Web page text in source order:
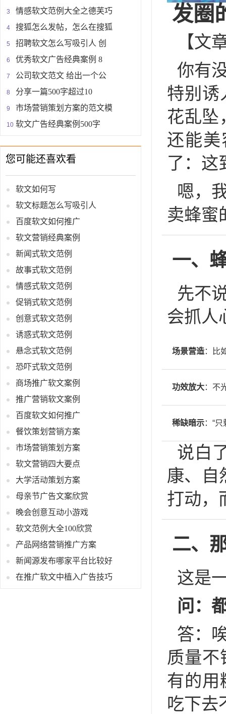
情感软文范例大全之德芙巧
搜狐怎么发帖，怎么在搜狐
招聘软文怎么写吸引人 创
优秀软文广告经典案例 8
公司软文范文 给出一个公
分享一篇500字超过10
市场营销策划方案的范文模
软文广告经典案例500字
您可能还喜欢看
软文如何写
软文标题怎么写吸引人
百度软文如何推广
软文营销经典案例
新闻式软文范例
故事式软文范例
情感式软文范例
促销式软文范例
创意式软文范例
诱惑式软文范例
悬念式软文范例
恐吓式软文范例
商场推广软文案例
推广营销软文案例
百度软文如何推广
餐饮策划营销方案
市场营销策划方案
软文营销四大要点
大学活动策划方案
母亲节广告文案欣赏
晚会创意互动小游戏
软文范例大全100欣赏
产品网络营销推广方案
新闻源发布哪家平台比较好
在推广软文中植入广告技巧
发圈
【文
你有
特别诱
花乱坠
还能
了：这
嗯，
卖蜂蜜
一、
先不
会抓人
场景营造：比
功效放大：不
稀缺暗示：“
说白
康、自
打动，
二、
这是
问：
答：
质量不
有的
吃下去